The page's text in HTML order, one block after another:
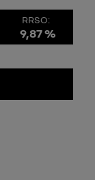
RRSO:
9,87 %